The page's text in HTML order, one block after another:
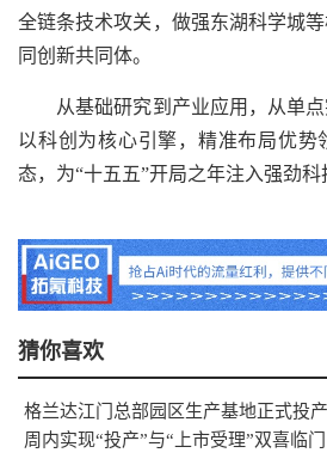
全链条技术攻关，做强东湖科学城
同创新共同体。
从基础研究到产业应用，从单点
以科创为核心引擎，精准布局优势
态，为“十五五”开局之年注入强劲科
猜你喜欢
格兰达江门总部园区生产基地正式投
周内实现“投产”与“上市受理”双喜临门